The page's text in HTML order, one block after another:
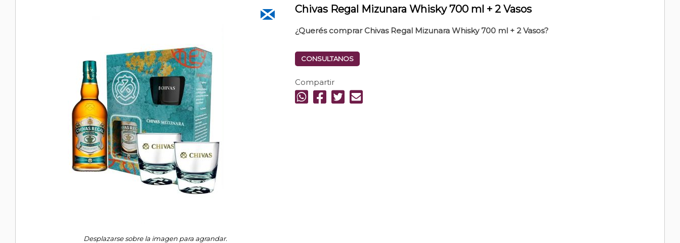
Desplazarse sobre la imagen para agrandar.
Chivas Regal Mizunara Whisky 700 ml + 2 Vasos
¿Querés comprar Chivas Regal Mizunara Whisky 700 ml + 2 Vasos?
CONSULTANOS
Compartir